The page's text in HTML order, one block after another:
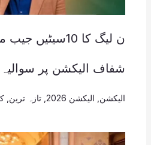
ن لیگ کا
شفاف الیکشن پر سوالیہ
الیکشن الیکشن 2026 , تازہ ترین